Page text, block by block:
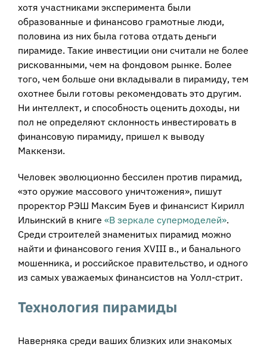
хотя участниками эксперимента были
образованные и финансово грамотные люди,
половина из них была готова отдать деньги
пирамиде. Такие инвестиции они считали не более
рискованными, чем на фондовом рынке. Более
того, чем больше они вкладывали в пирамиду, тем
охотнее были готовы рекомендовать это другим.
Ни интеллект, и способность оценить доходы, ни
пол не определяют склонность инвестировать в
финансовую пирамиду, пришел к выводу
Маккензи.
Человек эволюционно бессилен против пирамид,
«это оружие массового уничтожения», пишут
проректор РЭШ Максим Буев и финансист Кирилл
Ильинский в книге «В зеркале супермоделей».
Среди строителей знаменитых пирамид можно
найти и финансового гения XVIII в., и банального
мошенника, и российское правительство, и одного
из самых уважаемых финансистов на Уолл-стрит.
Технология пирамиды
Наверняка среди ваших близких или знакомых